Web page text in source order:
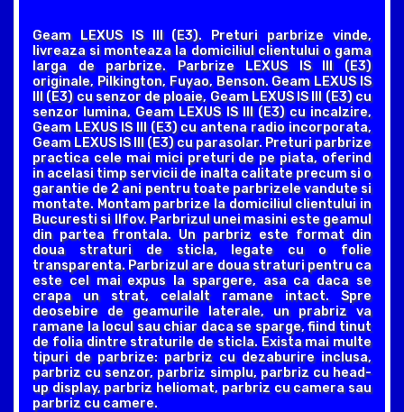
Geam LEXUS IS III (E3). Preturi parbrize vinde,
livreaza si monteaza la domiciliul clientului o gama
larga de parbrize. Parbrize LEXUS IS III (E3)
originale, Pilkington, Fuyao, Benson. Geam LEXUS IS
III (E3) cu senzor de ploaie, Geam LEXUS IS III (E3) cu
senzor lumina, Geam LEXUS IS III (E3) cu incalzire,
Geam LEXUS IS III (E3) cu antena radio incorporata,
Geam LEXUS IS III (E3) cu parasolar. Preturi parbrize
practica cele mai mici preturi de pe piata, oferind
in acelasi timp servicii de inalta calitate precum si o
garantie de 2 ani pentru toate parbrizele vandute si
montate. Montam parbrize la domiciliul clientului in
Bucuresti si Ilfov. Parbrizul unei masini este geamul
din partea frontala. Un parbriz este format din
doua straturi de sticla, legate cu o folie
transparenta. Parbrizul are doua straturi pentru ca
este cel mai expus la spargere, asa ca daca se
crapa un strat, celalalt ramane intact. Spre
deosebire de geamurile laterale, un prabriz va
ramane la locul sau chiar daca se sparge, fiind tinut
de folia dintre straturile de sticla. Exista mai multe
tipuri de parbrize: parbriz cu dezaburire inclusa,
parbriz cu senzor, parbriz simplu, parbriz cu head-
up display, parbriz heliomat, parbriz cu camera sau
parbriz cu camere.